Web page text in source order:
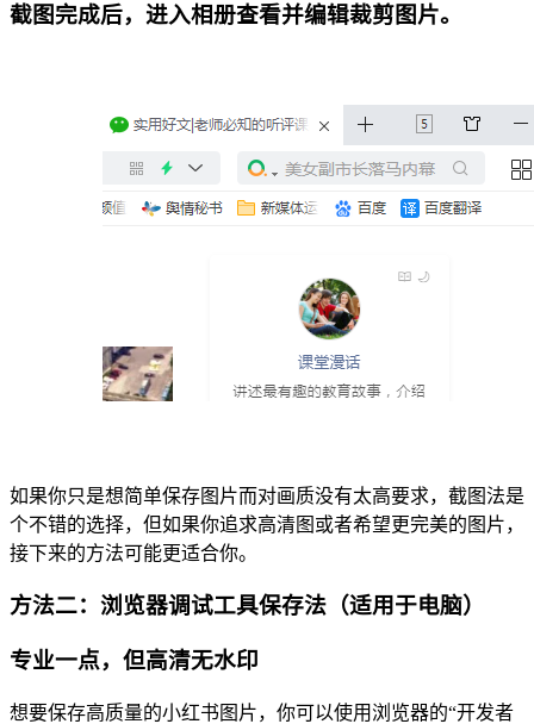
截图完成后，进入相册查看并编辑裁剪图片。
如果你只是想简单保存图片而对画质没有太高要求，截图法是
个不错的选择，但如果你追求高清图或者希望更完美的图片，
接下来的方法可能更适合你。
方法二：浏览器调试工具保存法（适用于电脑）
专业一点，但高清无水印
想要保存高质量的小红书图片，你可以使用浏览器的“开发者